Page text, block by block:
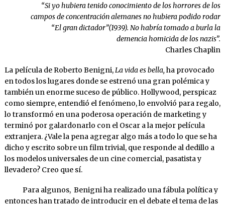
“Si yo hubiera tenido conocimiento de los horrores de los
campos de concentración alemanes no hubiera podido rodar
“El gran dictador”(1939). No habría tomado a burla la
demencia homicida de los nazis”.
Charles Chaplin
La película de Roberto Benigni,La vida es bella, ha provocado
en todos los lugares donde se estrenó una gran polémica y
también un enorme suceso de público. Hollywood, perspicaz
como siempre, entendió el fenómeno, lo envolvió para regalo,
lo transformó en una poderosa operación de marketing y
terminó por galardonarlo con el Oscar a la mejor película
extranjera. ¿Vale la pena agregar algo más a todo lo que se ha
dicho y escrito sobre un film trivial, que responde al dedillo a
los modelos universales de un cine comercial, pasatista y
llevadero? Creo que sí.
Para algunos, Benigni ha realizado una fábula política y
entonces han tratado de introducir en el debate el tema de las